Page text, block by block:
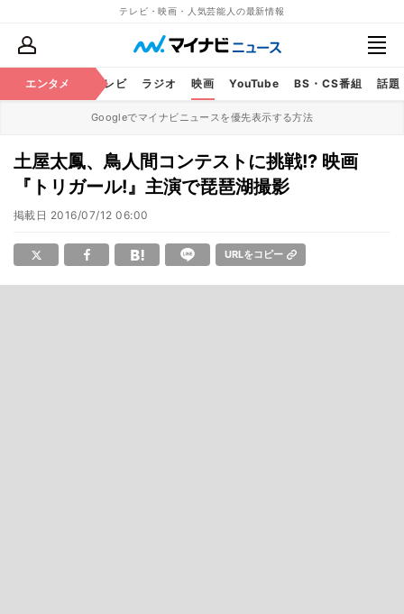
テレビ・映画・人気芸能人の最新情報
エンタメ
芸能 テレビ ラジオ 映画 YouTube BS・CS番組 話題
Googleでマイナビニュースを優先表示する方法
土屋太鳳、鳥人間コンテストに挑戦!? 映画
『トリガール!』主演で琵琶湖撮影
掲載日 2016/07/12 06:00
URLをコピー